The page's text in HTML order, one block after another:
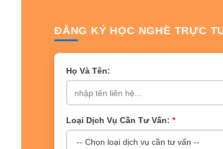
ĐĂNG KÝ HỌC NGHỀ TRỰC
Họ Và Tên:
Loại Dịch Vụ Cần Tư Vấn: *